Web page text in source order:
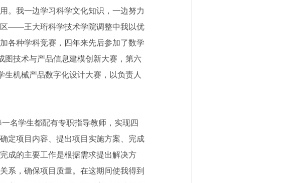
我一边学习科学文化知识，一边努力
——王大珩科学技术学院调整中我以优
各种学科竞赛，四年来先后参加了数学
图技术与产品信息建模创新大赛，第六
生机械产品数字化设计大赛，以负责人
名学生都配有专职指导教师，实现四
定项目内容、提出项目实施方案、完成
成的主要工作是根据需求提出解决方
系，确保项目质量。在这期间使我得到